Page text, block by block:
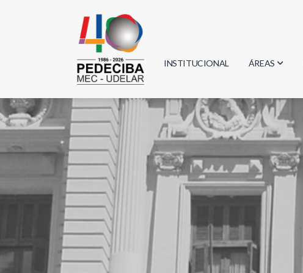
INSTITUCIONAL ÁREAS
Biología
Física
Geociencias
Informática
Matemática